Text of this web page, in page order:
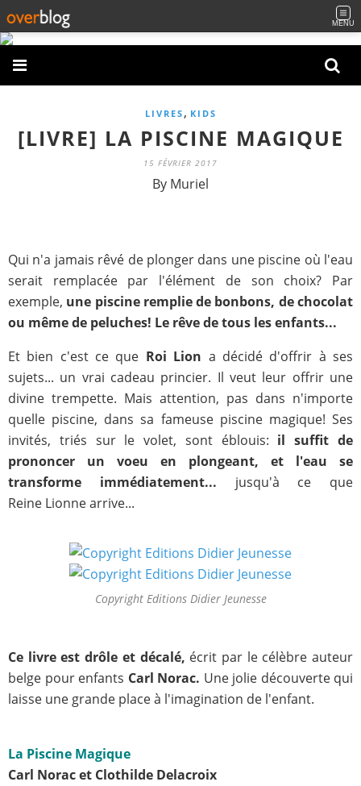
MENU
LIVRES , KIDS
[LIVRE] LA PISCINE MAGIQUE
15 FÉVRIER 2017
By Muriel
Qui n'a jamais rêvé de plonger dans une piscine où l'eau
serait remplacée par l'élément de son choix? Par
exemple, une piscine remplie de bonbons, de chocolat
ou même de peluches! Le rêve de tous les enfants...
Et bien c'est ce que Roi Lion a décidé d'offrir à ses
sujets... un vrai cadeau princier. Il veut leur offrir une
divine trempette. Mais attention, pas dans n'importe
quelle piscine, dans sa fameuse piscine magique! Ses
invités, triés sur le volet, sont éblouis: il suffit de
prononcer un voeu en plongeant, et l'eau se
transforme immédiatement... jusqu'à ce que
Reine Lionne arrive...
Copyright Editions Didier Jeunesse
Ce livre est drôle et décalé, écrit par le célèbre auteur
belge pour enfants Carl Norac. Une jolie découverte qui
laisse une grande place à l'imagination de l'enfant.
La Piscine Magique
Carl Norac et Clothilde Delacroix